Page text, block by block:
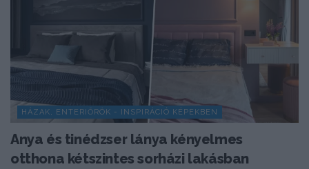
HÁZAK, ENTERIŐRÖK - INSPIRÁCIÓ KÉPEKBEN
Anya és tinédzser lánya kényelmes
otthona kétszintes sorházi lakásban